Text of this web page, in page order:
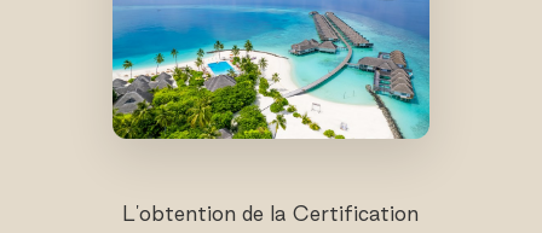
L'obtention de la Certification